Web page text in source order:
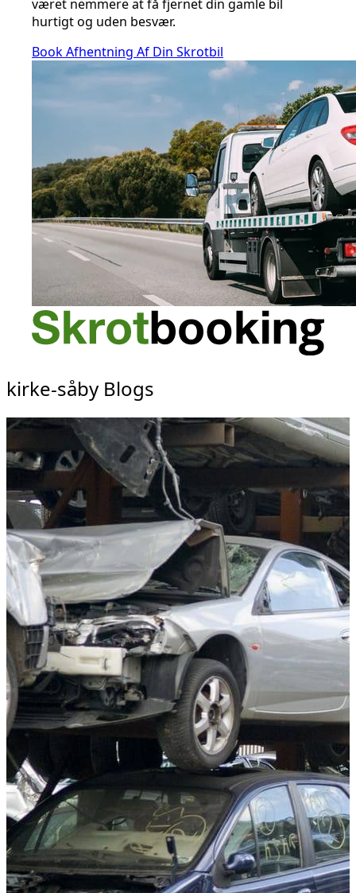
været nemmere at få fjernet din gamle bil
hurtigt og uden besvær.
Book Afhentning Af Din Skrotbil
kirke-såby Blogs